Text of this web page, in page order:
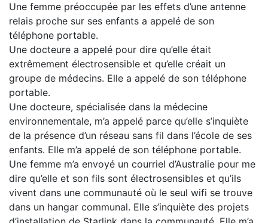
Une femme préoccupée par les effets d’une antenne
relais proche sur ses enfants a appelé de son
téléphone portable.
Une docteure a appelé pour dire qu’elle était
extrêmement électrosensible et qu’elle créait un
groupe de médecins. Elle a appelé de son téléphone
portable.
Une docteure, spécialisée dans la médecine
environnementale, m’a appelé parce qu’elle s’inquiète
de la présence d’un réseau sans fil dans l’école de ses
enfants. Elle m’a appelé de son téléphone portable.
Une femme m’a envoyé un courriel d’Australie pour me
dire qu’elle et son fils sont électrosensibles et qu’ils
vivent dans une communauté où le seul wifi se trouve
dans un hangar communal. Elle s’inquiète des projets